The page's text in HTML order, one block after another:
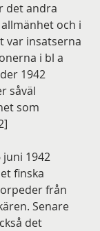
det andra
och i
var insatserna
i bl a
1942
såväl
som
1942
finska
från
Senare
det